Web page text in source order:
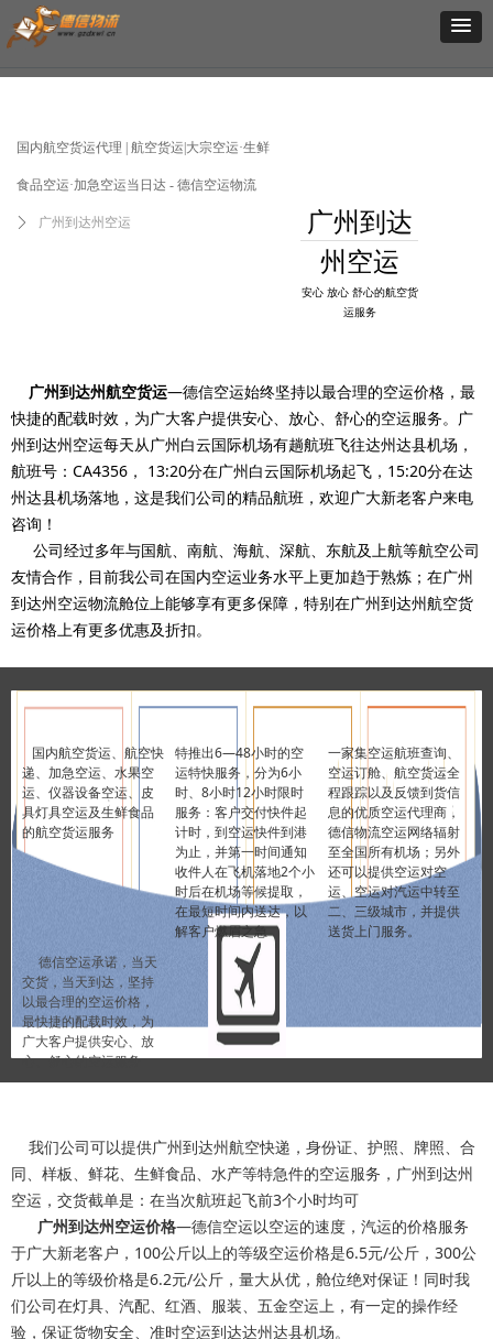
国内航空货运代理 | 航空货运|大宗空运·生鲜
食品空运·加急空运当日达 - 德信空运物流
ꄲ 广州到达州空运
广州到达州航空货运—德信空运始终坚持以最合理的空运价格，最
快捷的配载时效，为广大客户提供安心、放心、舒心的空运服务。广
州到达州空运每天从广州白云国际机场有趟航班飞往达州达县机场，
航班号：CA4356， 13:20分在广州白云国际机场起飞，15:20分在达
州达县机场落地，这是我们公司的精品航班，欢迎广大新老客户来电
咨询！
公司经过多年与国航、南航、海航、深航、东航及上航等航空公司
友情合作，目前我公司在国内空运业务水平上更加趋于熟炼；在广州
到达州空运物流舱位上能够享有更多保障，特别在广州到达州航空货
运价格上有更多优惠及折扣。
我们公司可以提供广州到达州航空快递，身份证、护照、牌照、合
同、样板、鲜花、生鲜食品、水产等特急件的空运服务，广州到达州
空运，交货截单是：在当次航班起飞前3个小时均可
广州到达州空运价格—德信空运以空运的速度，汽运的价格服务
于广大新老客户，100公斤以上的等级空运价格是6.5元/公斤，300公
斤以上的等级价格是6.2元/公斤，量大从优，舱位绝对保证！同时我
们公司在灯具、汽配、红酒、服装、五金空运上，有一定的操作经
验，保证货物安全、准时空运到达达州达县机场。
国内航空货运、航空快
递、加急空运、水果空
运、仪器设备空运、皮
具灯具空运及生鲜食品
的航空货运服务
特推出6—48小时的空
运特快服务，分为6小
时、8小时12小时限时
服务：客户交付快件起
计时，到空运快件到港
为止，并第一时间通知
收件人在飞机落地2个小
时后在机场等候提取，
在最短时间内送达，以
解客户燃眉之急
一家集空运航班查询、
空运订舱、航空货运全
程跟踪以及反馈到货信
息的优质空运代理商，
德信物流空运网络辐射
至全国所有机场；另外
还可以提供空运对空
运、空运对汽运中转至
二、三级城市，并提供
送货上门服务。
德信空运承诺，当天
交货，当天到达，坚持
以最合理的空运价格，
最快捷的配载时效，为
广大客户提供安心、放
心、舒心的空运服务
广州到达
州空运
安心 放心 舒心的航空货
运服务